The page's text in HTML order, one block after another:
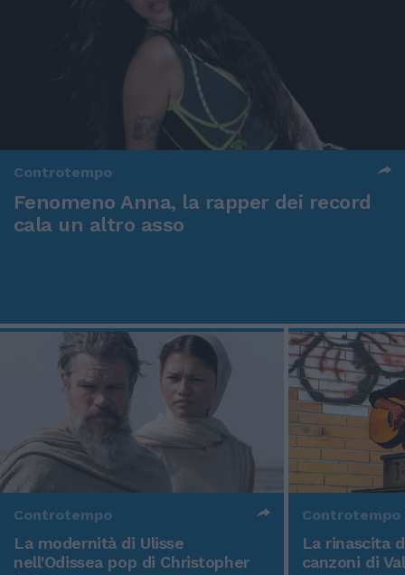
Controtempo
Fenomeno Anna, la rapper dei record
cala un altro asso
Controtempo
La modernità di Ulisse
nell'Odissea pop di Christopher
Controtempo
La rinascita
canzoni di